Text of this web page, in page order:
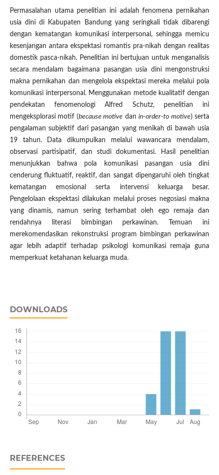
Permasalahan utama penelitian ini adalah fenomena pernikahan
usia dini di Kabupaten Bandung yang seringkali tidak dibarengi
dengan kematangan komunikasi interpersonal, sehingga memicu
kesenjangan antara ekspektasi romantis pra-nikah dengan realitas
domestik pasca-nikah. Penelitian ini bertujuan untuk menganalisis
secara mendalam bagaimana pasangan usia dini mengonstruksi
makna pernikahan dan mengelola ekspektasi mereka melalui pola
komunikasi interpersonal. Menggunakan metode kualitatif dengan
pendekatan fenomenologi Alfred Schutz, penelitian ini
mengeksplorasi motif (because motive danin-order-to motive) serta
pengalaman subjektif dari pasangan yang menikah di bawah usia
19 tahun. Data dikumpulkan melalui wawancara mendalam,
observasi partisipatif, dan studi dokumentasi. Hasil penelitian
menunjukkan bahwa pola komunikasi pasangan usia dini
cenderung fluktuatif, reaktif, dan sangat dipengaruhi oleh tingkat
kematangan emosional serta intervensi keluarga besar.
Pengelolaan ekspektasi dilakukan melalui proses negosiasi makna
yang dinamis, namun sering terhambat oleh ego remaja dan
rendahnya literasi bimbingan perkawinan. Temuan ini
merekomendasikan rekonstruksi program bimbingan perkawinan
agar lebih adaptif terhadap psikologi komunikasi remaja guna
memperkuat ketahanan keluarga muda.
DOWNLOADS
REFERENCES